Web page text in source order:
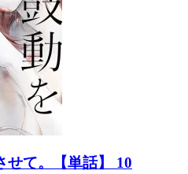
せて。【単話】 10